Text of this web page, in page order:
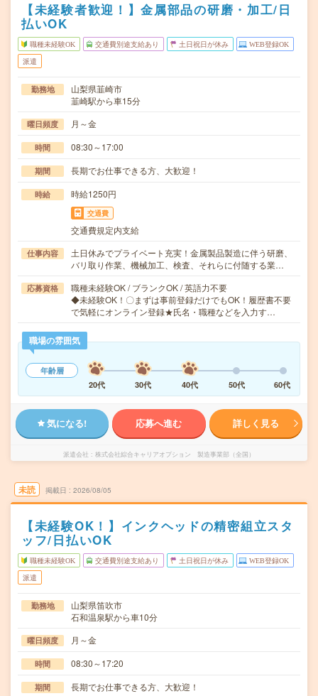
【未経験者歓迎！】金属部品の研磨・加工/日
払いOK
職種未経験OK 交通費別途支給あり 土日祝日が休み WEB登録OK
派遣
勤務地
山梨県韮崎市
韮崎駅から車15分
曜日頻度 月～金
時間 08:30～17:00
期間 長期でお仕事できる方、大歓迎！
時給 時給1250円
交通費
交通費規定内支給
仕事内容
土日休みでプライベート充実！金属製品製造に伴う研磨、
バリ取り作業、機械加工、検査、それらに付随する業…
応募資格
職種未経験OK / ブランクOK / 英語力不要
◆未経験OK！〇まずは事前登録だけでもOK！履歴書不要
で気軽にオンライン登録★氏名・職種などを入力す…
職場の雰囲気
年齢層
20代
30代 40代 50代 60代
気になる! 応募へ進む 詳しく見る
派遣会社 株式会社綜合キャリアオプション 製造事業部（全国）
未読 掲載日 2026/08/05
【未経験OK！】インクヘッドの精密組立スタ
ッフ/日払いOK
職種未経験OK 交通費別途支給あり 土日祝日が休み WEB登録OK
派遣
勤務地
山梨県笛吹市
石和温泉駅から車10分
曜日頻度 月～金
時間 08:30～17:20
期間 長期でお仕事できる方、大歓迎！